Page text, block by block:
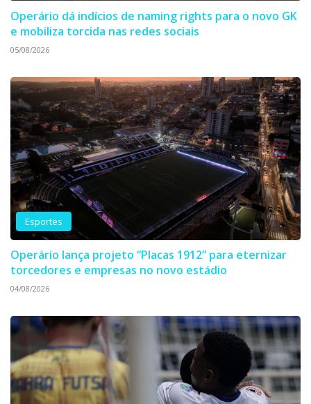
Operário dá indícios de naming rights para o novo GK
e mobiliza torcida nas redes sociais
05/08/2026
Esportes
Operário lança projeto “Placas 1912” para eternizar
torcedores e empresas no novo estádio
04/08/2026